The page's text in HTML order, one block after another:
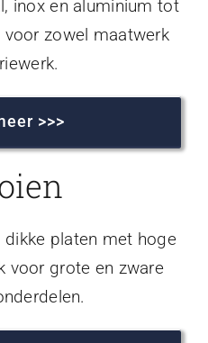
inox en aluminium tot
zowel maatwerk
>>>
dikke platen met hoge
voor grote en zware